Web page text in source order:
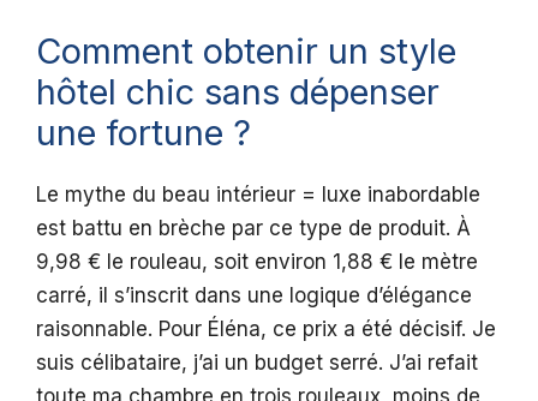
Comment obtenir un style
hôtel chic sans dépenser
une fortune ?
Le mythe du beau intérieur = luxe inabordable
est battu en brèche par ce type de produit. À
9,98 € le rouleau, soit environ 1,88 € le mètre
carré, il s’inscrit dans une logique d’élégance
raisonnable. Pour Éléna, ce prix a été décisif. Je
suis célibataire, j’ai un budget serré. J’ai refait